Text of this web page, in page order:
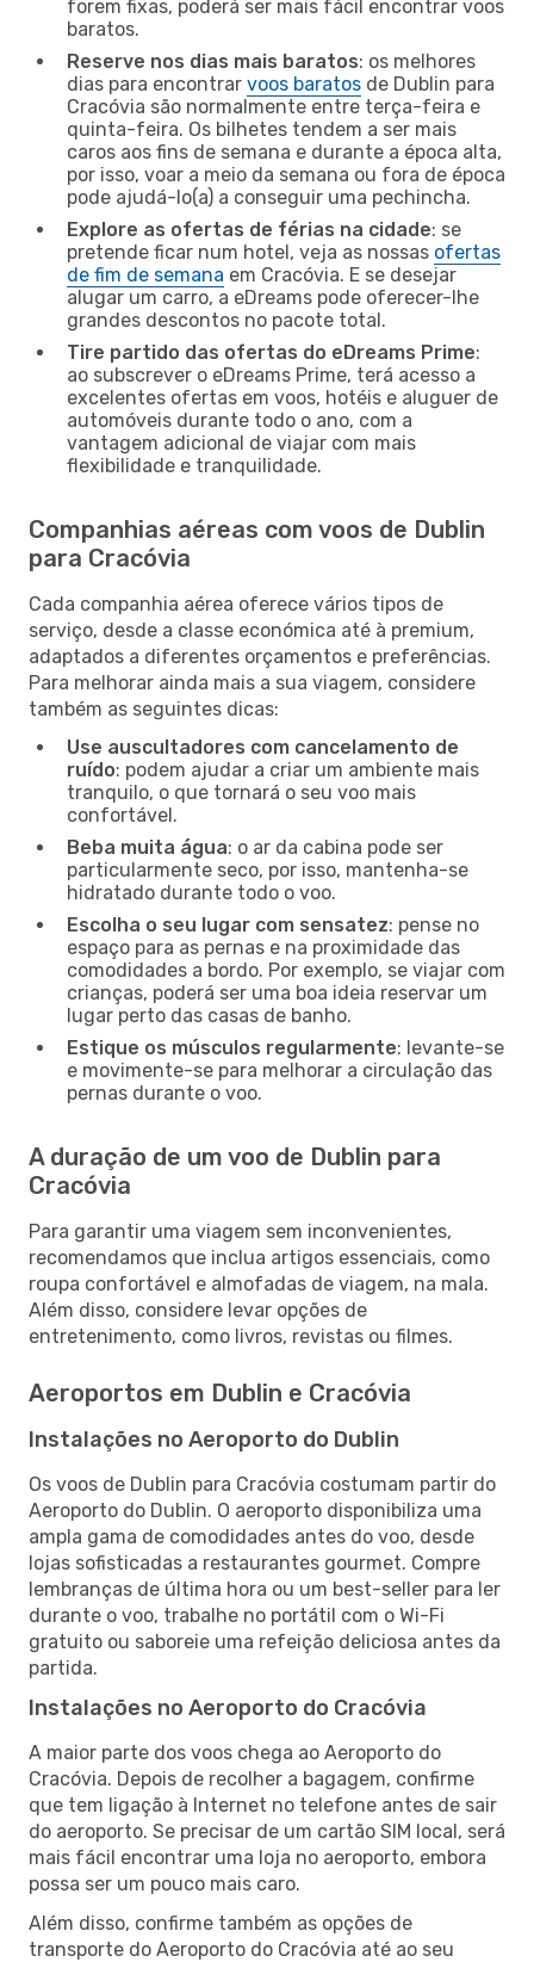
forem fixas, poderá ser mais fácil encontrar voos
baratos.
Reserve nos dias mais baratos: os melhores
dias para encontrar voos baratos de Dublin para
Cracóvia são normalmente entre terça-feira e
quinta-feira. Os bilhetes tendem a ser mais
caros aos fins de semana e durante a época alta,
por isso, voar a meio da semana ou fora de época
pode ajudá-lo(a) a conseguir uma pechincha.
Explore as ofertas de férias na cidade: se
pretende ficar num hotel, veja as nossas ofertas
de fim de semana em Cracóvia. E se desejar
alugar um carro, a eDreams pode oferecer-lhe
grandes descontos no pacote total.
Tire partido das ofertas do eDreams Prime:
ao subscrever o eDreams Prime, terá acesso a
excelentes ofertas em voos, hotéis e aluguer de
automóveis durante todo o ano, com a
vantagem adicional de viajar com mais
flexibilidade e tranquilidade.
Companhias aéreas com voos de Dublin
para Cracóvia
Cada companhia aérea oferece vários tipos de
serviço, desde a classe económica até à premium,
adaptados a diferentes orçamentos e preferências.
Para melhorar ainda mais a sua viagem, considere
também as seguintes dicas:
Use auscultadores com cancelamento de
ruído: podem ajudar a criar um ambiente mais
tranquilo, o que tornará o seu voo mais
confortável.
Beba muita água: o ar da cabina pode ser
particularmente seco, por isso, mantenha-se
hidratado durante todo o voo.
Escolha o seu lugar com sensatez: pense no
espaço para as pernas e na proximidade das
comodidades a bordo. Por exemplo, se viajar com
crianças, poderá ser uma boa ideia reservar um
lugar perto das casas de banho.
Estique os músculos regularmente: levante-se
e movimente-se para melhorar a circulação das
pernas durante o voo.
A duração de um voo de Dublin para
Cracóvia
Para garantir uma viagem sem inconvenientes,
recomendamos que inclua artigos essenciais, como
roupa confortável e almofadas de viagem, na mala.
Além disso, considere levar opções de
entretenimento, como livros, revistas ou filmes.
Aeroportos em Dublin e Cracóvia
Instalações no Aeroporto do Dublin
Os voos de Dublin para Cracóvia costumam partir do
Aeroporto do Dublin. O aeroporto disponibiliza uma
ampla gama de comodidades antes do voo, desde
lojas sofisticadas a restaurantes gourmet. Compre
lembranças de última hora ou um best-seller para ler
durante o voo, trabalhe no portátil com o Wi-Fi
gratuito ou saboreie uma refeição deliciosa antes da
partida.
Instalações no Aeroporto do Cracóvia
A maior parte dos voos chega ao Aeroporto do
Cracóvia. Depois de recolher a bagagem, confirme
que tem ligação à Internet no telefone antes de sair
do aeroporto. Se precisar de um cartão SIM local, será
mais fácil encontrar uma loja no aeroporto, embora
possa ser um pouco mais caro.
Além disso, confirme também as opções de
transporte do Aeroporto do Cracóvia até ao seu